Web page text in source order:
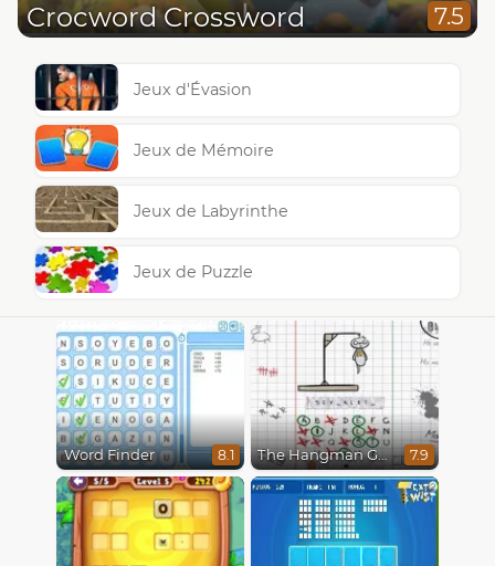
Crocword Crossword 7.5
Jeux d'Évasion
Jeux de Mémoire
Jeux de Labyrinthe
Jeux de Puzzle
Word Finder 8.1 The Hangman Game Scrawl 7.9